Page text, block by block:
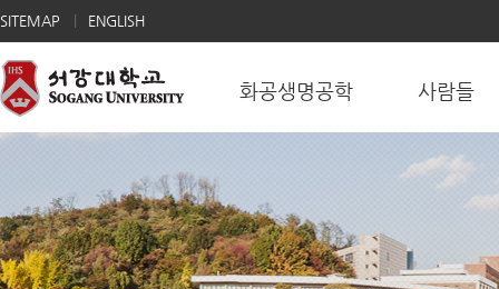
SITEMAP ENGLISH
화공생명공학 사람들